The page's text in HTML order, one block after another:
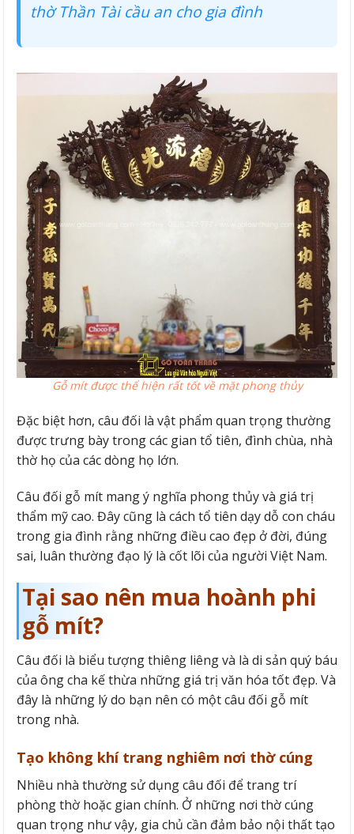
thờ Thần Tài cầu an cho gia đình
Gỗ mít được thể hiện rất tốt về mặt phong thủy
Đặc biệt hơn, câu đối là vật phẩm quan trọng thường
được trưng bày trong các gian tổ tiên, đình chùa, nhà
thờ họ của các dòng họ lớn.
Câu đối gỗ mít mang ý nghĩa phong thủy và giá trị
thẩm mỹ cao. Đây cũng là cách tổ tiên dạy dỗ con cháu
trong gia đình rằng những điều cao đẹp ở đời, đúng
sai, luân thường đạo lý là cốt lõi của người Việt Nam.
Tại sao nên mua hoành phi
gỗ mít?
Câu đối là biểu tượng thiêng liêng và là di sản quý báu
của ông cha kế thừa những giá trị văn hóa tốt đẹp. Và
đây là những lý do bạn nên có một câu đối gỗ mít
trong nhà.
Tạo không khí trang nghiêm nơi thờ cúng
Nhiều nhà thường sử dụng câu đối để trang trí
phòng thờ hoặc gian chính. Ở những nơi thờ cúng
quan trọng như vậy, gia chủ cần đảm bảo nội thất tạo